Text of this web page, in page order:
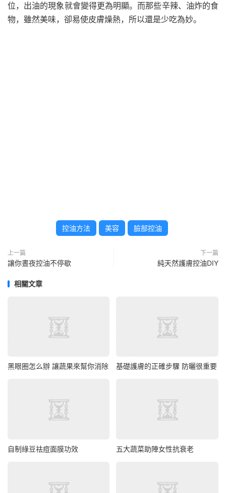
位，出油的現象就會變得更為明顯。而那些辛辣、油炸的食
物，雖然美味，卻易使皮膚燥熱，所以還是少吃為妙。
控油方法 美容 臉部控油
上一篇
讓你晝夜控油不停歇
下一篇
純天然護膚控油DIY
相關文章
黑眼圈怎么辦 讓蔬果來幫你消除 基礎護膚的正確步驟 防曬很重要
自制綠豆祛痘面膜功效 五大蔬菜助陣女性抗衰老